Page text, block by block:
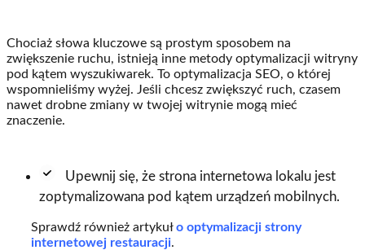
Chociaż słowa kluczowe są prostym sposobem na
zwiększenie ruchu, istnieją inne metody optymalizacji witryny
pod kątem wyszukiwarek. To optymalizacja SEO, o której
wspomnieliśmy wyżej. Jeśli chcesz zwiększyć ruch, czasem
nawet drobne zmiany w twojej witrynie mogą mieć
znaczenie.
Upewnij się, że strona internetowa lokalu jest
zoptymalizowana pod kątem urządzeń mobilnych.
Sprawdź również artykuło optymalizacji strony
internetowej restauracji.